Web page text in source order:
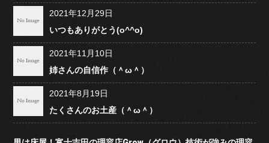
2021年12月29日
いつもありがとう(o^^o)
2021年11月10日
姉さんの自信作（＾ω＾）
2021年8月19日
たくさんのお土産（＾ω＾）